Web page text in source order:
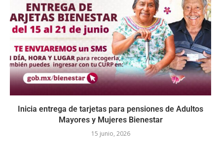
Inicia entrega de tarjetas para pensiones de Adultos
Mayores y Mujeres Bienestar
15 junio, 2026